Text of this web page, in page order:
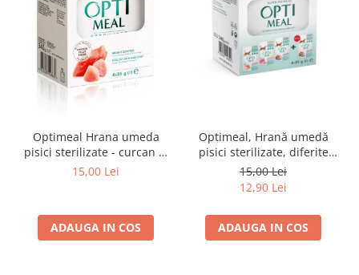
Optimeal Hrana umeda
pisici sterilizate - curcan si
pui in sos, set 3+1,
15,00 Lei
ADAUGA IN COS
Optimeal, Hrană umedă
pisici sterilizate, diferite
arome, (3+1), 0.34kg
15,00 Lei
12,90 Lei
ADAUGA IN COS